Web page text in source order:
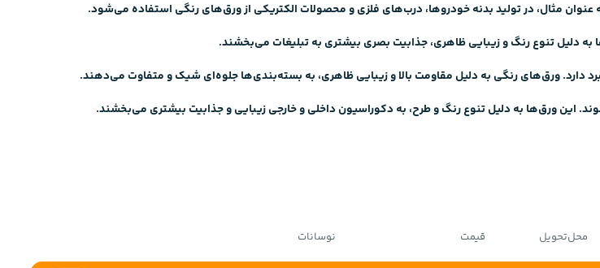
به عنوان مثال، در تولید بدنه خودروها، درب‌های فلزی و محصولات الکتریکی از ورق‌های رنگی استفاده می‌شود.
به دلیل تنوع رنگ و زیبایی ظاهری، جذابیت بصری بیشتری به تبلیغات می‌بخشند.
دارد. ورق‌های رنگی به دلیل مقاومت بالا و زیبایی ظاهری، به بسته‌بندی‌ها جلوه‌ای شیک و متفاوت می‌دهند.
این ورق‌ها به دلیل تنوع رنگ و طرح، به دکوراسیون داخلی و خارجی زیبایی و جذابیت بیشتری می‌بخشند.
محل‌تحویل قیمت نوسانات